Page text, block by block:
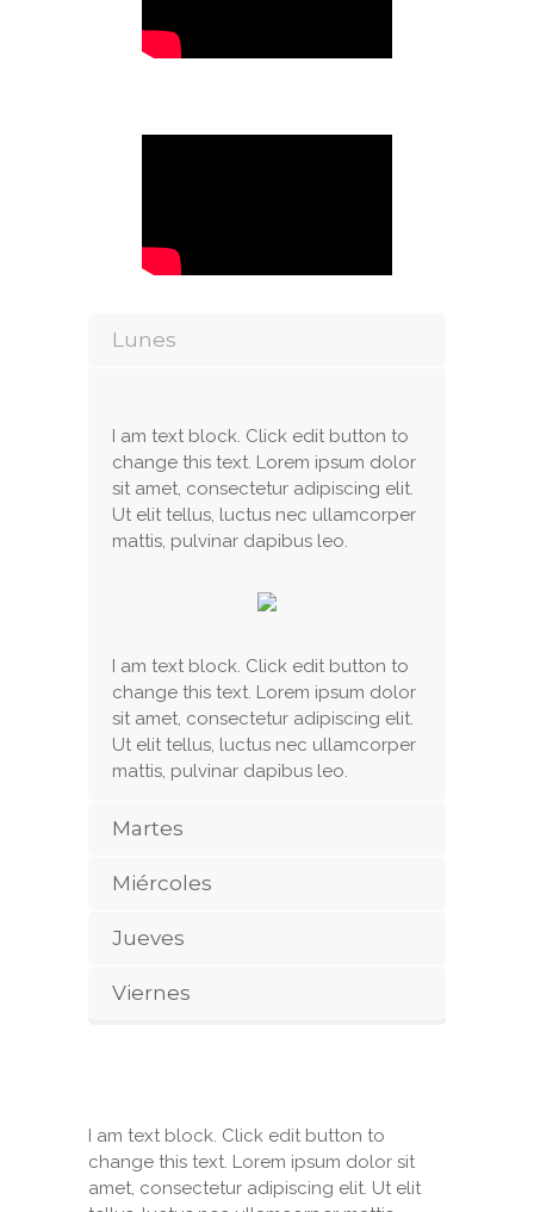
Lunes
I am text block. Click edit button to
change this text. Lorem ipsum dolor
sit amet, consectetur adipiscing elit.
Ut elit tellus, luctus nec ullamcorper
mattis, pulvinar dapibus leo.
I am text block. Click edit button to
change this text. Lorem ipsum dolor
sit amet, consectetur adipiscing elit.
Ut elit tellus, luctus nec ullamcorper
mattis, pulvinar dapibus leo.
Martes
Miércoles
Jueves
Viernes
I am text block. Click edit button to
change this text. Lorem ipsum dolor sit
amet, consectetur adipiscing elit. Ut elit